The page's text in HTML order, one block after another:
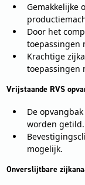
Gemakkelijke
Door het
toepassingen
Krachtige
toepassingen
Vrijstaande RVS
De
worden getild.
mogelijk.
Onverslijtbare